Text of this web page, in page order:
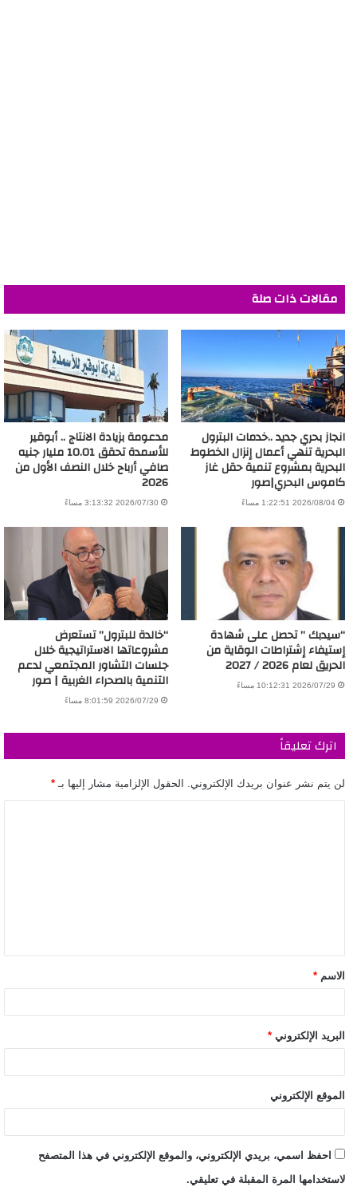
مقالات ذات صلة
انجاز بحري جديد ..خدمات البترول
البحرية تنهي أعمال إنزال الخطوط
البحرية بمشروع تنمية حقل غاز
كاموس البحري|صور
2026/08/04 1:22:51 مساءً
مدعومة بزيادة الانتاج .. أبوقير
للأسمدة تحقق 10.01 مليار جنيه
صافي أرباح خلال النصف الأول من
2026
2026/07/30 3:13:32 مساءً
“سيدبك ” تحصل على شهادة
إستيفاء إشتراطات الوقاية من
الحريق لعام 2026 / 2027
2026/07/29 10:12:31 مساءً
“خالدة للبترول” تستعرض
مشروعاتها الاستراتيجية خلال
جلسات التشاور المجتمعي لدعم
التنمية بالصحراء الغربية | صور
2026/07/29 8:01:59 مساءً
اترك تعليقاً
لن يتم نشر عنوان بريدك الإلكتروني. الحقول الإلزامية مشار إليها بـ *
الاسم *
البريد الإلكتروني *
الموقع الإلكتروني
احفظ اسمي، بريدي الإلكتروني، والموقع الإلكتروني في هذا المتصفح
لاستخدامها المرة المقبلة في تعليقي.